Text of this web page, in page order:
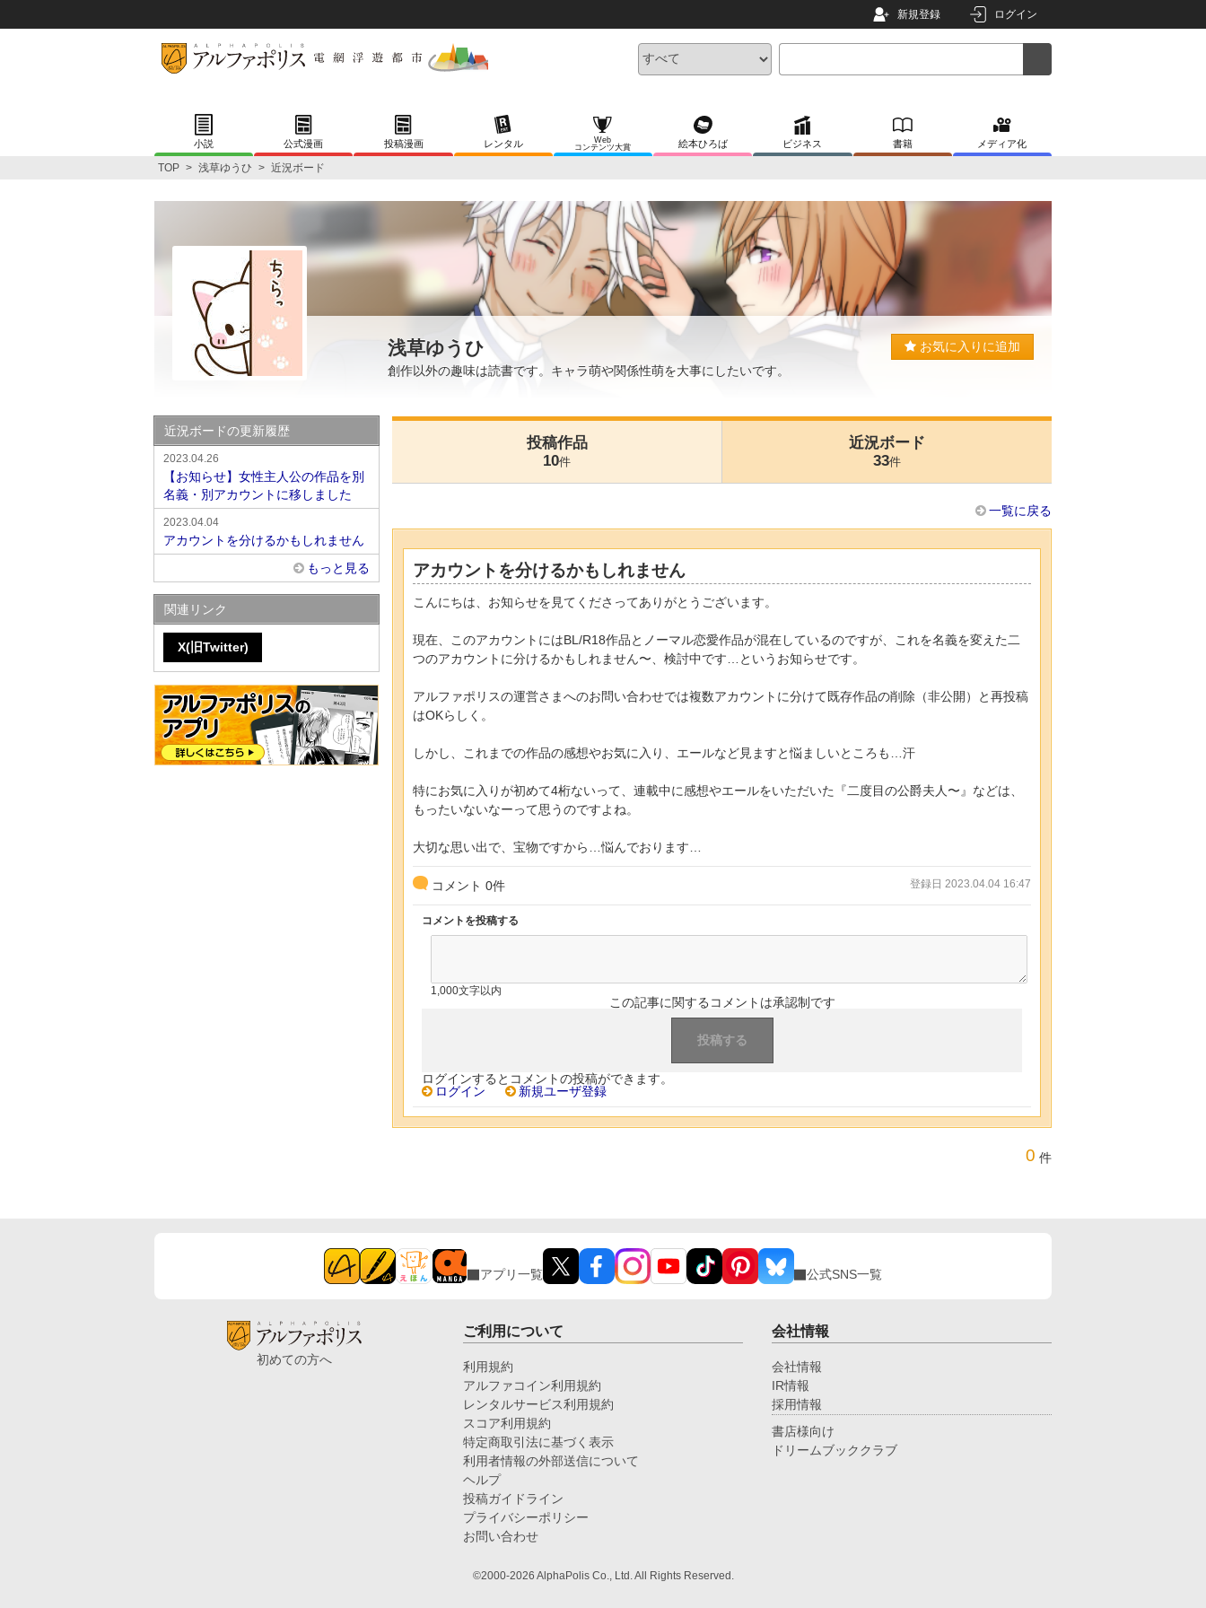
新規登録 ログイン
小説 公式漫画 投稿漫画 レンタル
Web
コンテンツ大賞
絵本ひろば ビジネス 書籍 メディア化
TOP > 浅草ゆうひ > 近況ボード
浅草ゆうひ
創作以外の趣味は読書です。キャラ萌や関係性萌を大事にしたいです。
お気に入りに追加
投稿作品
10件
近況ボード
33件
一覧に戻る
アカウントを分けるかもしれません
こんにちは、お知らせを見てくださってありがとうございます。
現在、このアカウントにはBL/R18作品とノーマル恋愛作品が混在しているのですが、これを名義を変えた二
つのアカウントに分けるかもしれません〜、検討中です…というお知らせです。
アルファポリスの運営さまへのお問い合わせでは複数アカウントに分けて既存作品の削除（非公開）と再投稿
はOKらしく。
しかし、これまでの作品の感想やお気に入り、エールなど見ますと悩ましいところも…汗
特にお気に入りが初めて4桁ないって、連載中に感想やエールをいただいた『二度目の公爵夫人〜』などは、
もったいないなーって思うのですよね。
大切な思い出で、宝物ですから…悩んでおります…
コメント 0件 登録日 2023.04.04 16:47
コメントを投稿する
1,000文字以内
この記事に関するコメントは承認制です
ログインするとコメントの投稿ができます。
ログイン
新規ユーザ登録
0 件
近況ボードの更新履歴
2023.04.26
【お知らせ】女性主人公の作品を別
名義・別アカウントに移しました
2023.04.04
アカウントを分けるかもしれません
もっと見る
関連リンク
X(旧Twitter)
アプリ一覧 公式SNS一覧
初めての方へ
ご利用について
利用規約
アルファコイン利用規約
レンタルサービス利用規約
スコア利用規約
特定商取引法に基づく表示
利用者情報の外部送信について
ヘルプ
投稿ガイドライン
プライバシーポリシー
お問い合わせ
会社情報
会社情報
IR情報
採用情報
書店様向け
ドリームブッククラブ
©2000-2026 AlphaPolis Co., Ltd. All Rights Reserved.